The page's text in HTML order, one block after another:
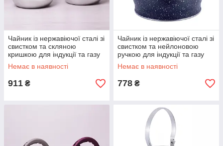
Чайник із нержавіючої сталі зі
свистком та скляною
кришкою для індукції та газу
Сірий 2.8 л Kamille KM-0687A
Немає в наявності
911 ₴
Чайник із нержавіючої сталі зі
свистком та нейлоновою
ручкою для індукції та газу
Сірий (2 л) Kamille KM-1072
Немає в наявності
778 ₴